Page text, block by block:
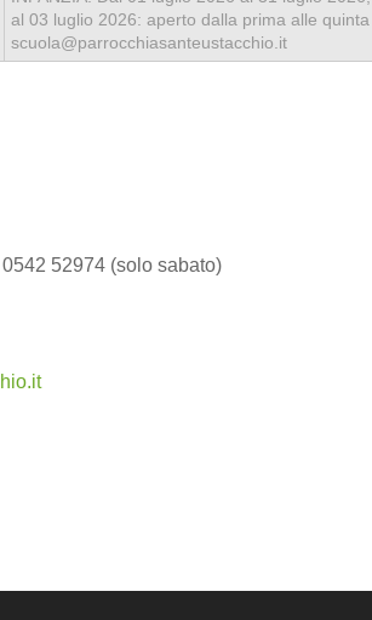
al 03 luglio 2026: aperto dalla prima alle
scuola@parrocchiasanteustacchio.it
52974 (solo sabato)